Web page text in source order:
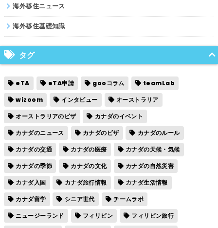
海外移住ニュース
海外移住基礎知識
タグ
eTA eTA申請 gooコラム
teamLab
wizoom
インタビュー
オーストラリア
オーストラリアのビザ
カナダのイベント
カナダのニュース
カナダのビザ
カナダのルール
カナダの交通
カナダの医療
カナダの天候・気候
カナダの季節
カナダの文化
カナダの自然災害
カナダ入国
カナダ旅行情報
カナダ生活情報
カナダ留学
シニア世代
チームラボ
ニュージーランド
フィリピン
フィリピン旅行